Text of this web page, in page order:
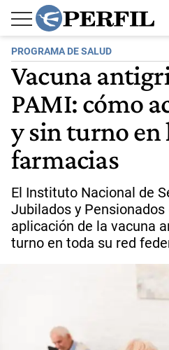
PROGRAMA DE SALUD
Vacuna
PAMI: cómo
y sin turno en
farmacias
El Instituto Nacional de
Jubilados y
aplicación de la vacuna
turno en toda su red